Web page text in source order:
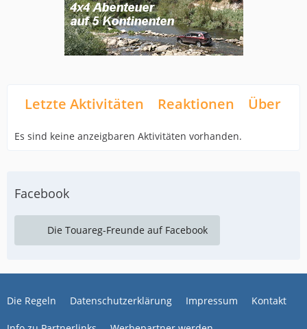
Letzte Aktivitäten Reaktionen Über
Es sind keine anzeigbaren Aktivitäten vorhanden.
Facebook
Die Touareg-Freunde auf Facebook
Die Regeln Datenschutzerklärung Impressum Kontakt